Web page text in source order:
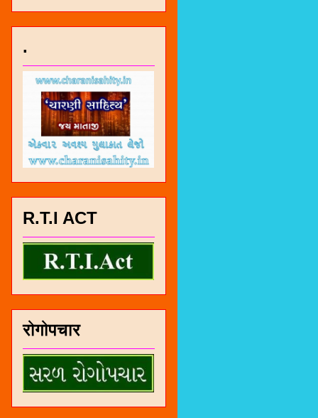
.
R.T.I ACT
रोगोपचार